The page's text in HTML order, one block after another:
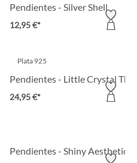
Pendientes - Silver Shell
12,95 €*
Plata 925
Pendientes - Little Crystal Thing
24,95 €*
Pendientes - Shiny Aesthetic